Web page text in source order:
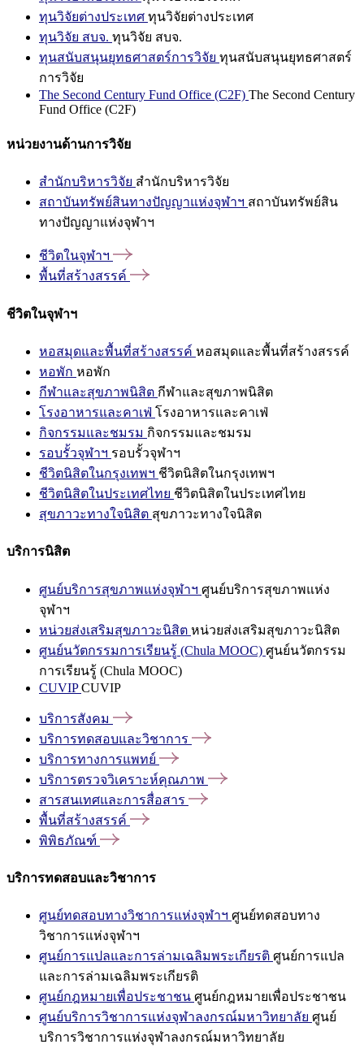
ทุนวิจัยต่างประเทศ ทุนวิจัยต่างประเทศ
ทุนวิจัย สบจ. ทุนวิจัย สบจ.
ทุนสนับสนุนยุทธศาสตร์การวิจัย ทุนสนับสนุนยุทธศาสตร์
การวิจัย
The Second Century Fund Office (C2F) The Second Century
Fund Office (C2F)
หน่วยงานด้านการวิจัย
สำนักบริหารวิจัย สำนักบริหารวิจัย
สถาบันทรัพย์สินทางปัญญาแห่งจุฬาฯ สถาบันทรัพย์สิน
ทางปัญญาแห่งจุฬาฯ
ชีวิตในจุฬาฯ
พื้นที่สร้างสรรค์
ชีวิตในจุฬาฯ
หอสมุดและพื้นที่สร้างสรรค์ หอสมุดและพื้นที่สร้างสรรค์
หอพัก หอพัก
กีฬาและสุขภาพนิสิต กีฬาและสุขภาพนิสิต
โรงอาหารและคาเฟ่ โรงอาหารและคาเฟ่
กิจกรรมและชมรม กิจกรรมและชมรม
รอบรั้วจุฬาฯ รอบรั้วจุฬาฯ
ชีวิตนิสิตในกรุงเทพฯ ชีวิตนิสิตในกรุงเทพฯ
ชีวิตนิสิตในประเทศไทย ชีวิตนิสิตในประเทศไทย
สุขภาวะทางใจนิสิต สุขภาวะทางใจนิสิต
บริการนิสิต
ศูนย์บริการสุขภาพแห่งจุฬาฯ ศูนย์บริการสุขภาพแห่ง
จุฬาฯ
หน่วยส่งเสริมสุขภาวะนิสิต หน่วยส่งเสริมสุขภาวะนิสิต
ศูนย์นวัตกรรมการเรียนรู้ (Chula MOOC) ศูนย์นวัตกรรม
การเรียนรู้ (Chula MOOC)
CUVIPCUVIP
บริการสังคม
บริการทดสอบและวิชาการ
บริการทางการแพทย์
บริการตรวจวิเคราะห์คุณภาพ
สารสนเทศและการสื่อสาร
พื้นที่สร้างสรรค์
พิพิธภัณฑ์
บริการทดสอบและวิชาการ
ศูนย์ทดสอบทางวิชาการแห่งจุฬาฯ ศูนย์ทดสอบทาง
วิชาการแห่งจุฬาฯ
ศูนย์การแปลและการล่ามเฉลิมพระเกียรติ ศูนย์การแปล
และการล่ามเฉลิมพระเกียรติ
ศูนย์กฎหมายเพื่อประชาชน ศูนย์กฎหมายเพื่อประชาชน
ศูนย์บริการวิชาการแห่งจุฬาลงกรณ์มหาวิทยาลัย ศูนย์
บริการวิชาการแห่งจุฬาลงกรณ์มหาวิทยาลัย